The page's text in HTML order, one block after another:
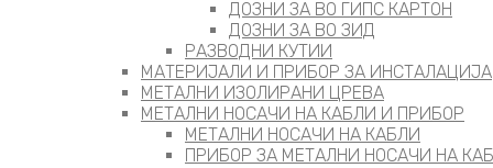
ДОЗНИ ЗА ВО ГИПС КАРТОН
ДОЗНИ ЗА ВО ЗИД
РАЗВОДНИ КУТИИ
МАТЕРИЈАЛИ И ПРИБОР ЗА ИНСТАЛАЦИЈА
МЕТАЛНИ ИЗОЛИРАНИ ЦРЕВА
МЕТАЛНИ НОСАЧИ НА КАБЛИ И ПРИБОР
МЕТАЛНИ НОСАЧИ НА КАБЛИ
ПРИБОР ЗА МЕТАЛНИ НОСАЧИ НА